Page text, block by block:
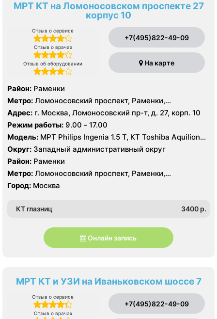
МРТ КТ на Ломоносовском проспекте 27
корпус 10
Отзыв о сервисе
Отзыв о врачах
Отзыв об оборудовании
+7(495)822-49-09
На карте
Район: Раменки
Метро: Ломоносовский проспект, Раменки,
Университет
Адрес: г. Москва, Ломоносовский пр-т, д. 27, корп. 10
Режим работы: 9.00 - 17.00
Модель: МРТ Philips Ingenia 1.5 Т, КТ Toshiba Aquilion
64 среза
Округ: Западный административный округ
Район: Раменки
Метро: Ломоносовский проспект, Раменки,
Университет
Город: Москва
КТ глазниц 3400 p.
Онлайн запись
МРТ КТ и УЗИ на Иваньковском шоссе 7
Отзыв о сервисе
Отзыв о врачах
+7(495)822-49-09